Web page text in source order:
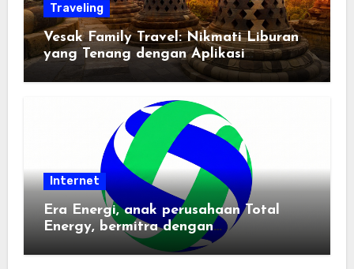
Traveling
Vesak Family Travel: Nikmati Liburan
yang Tenang dengan Aplikasi
Pemindai PDF
Internet
Era Energi, anak perusahaan Total
Energy, bermitra dengan
Zhuochuangtong untuk mempercepat
transisi energi Indonesia — raksasa